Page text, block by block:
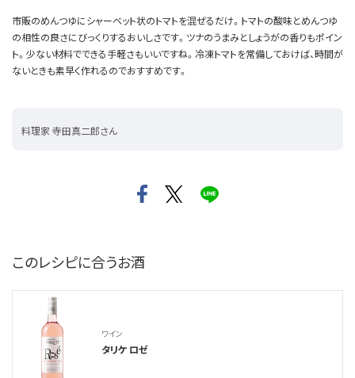
市販のめんつゆにシャーベット状のトマトを混ぜるだけ。トマトの酸味とめんつゆ
の相性の良さにびっくりするおいしさです。ツナのうまみとしょうがの香りもポイン
ト。少ない材料でできる手軽さもいいですね。冷凍トマトを常備しておけば、時間が
ないときも素早く作れるのでおすすめです。
料理家 寺田真二郎さん
このレシピに合うお酒
ワイン
タリケ ロゼ